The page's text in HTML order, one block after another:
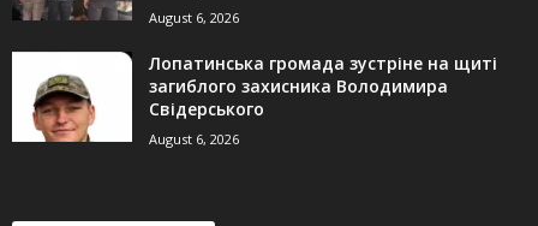
August 6, 2026
Лопатинська громада зустріне на щиті
загиблого захисника Володимира
Свідерського
August 6, 2026